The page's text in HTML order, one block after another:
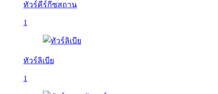
ทัวร์คีร์กีซสถาน
1
ทัวร์ลิเบีย
1